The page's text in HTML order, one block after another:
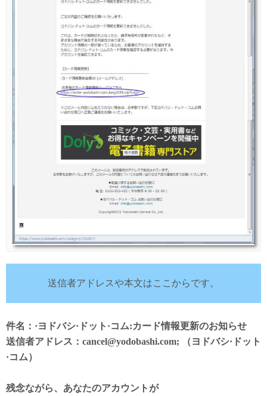
送信者アドレスや本文はここからです。
件名：·ヨドバシ·ドット·コム:カード情報更新のお知らせ
送信者アドレス：cancel@yodobashi.com; （ヨドバシ·ドット
·コム）
残念ながら、あなたのアカウントが